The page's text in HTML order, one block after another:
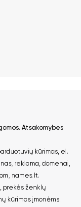
Atsakomybės
kūrimas, el.
reklama, domenai,
, names.lt.
, prekės ženklų
kūrimas įmonėms.